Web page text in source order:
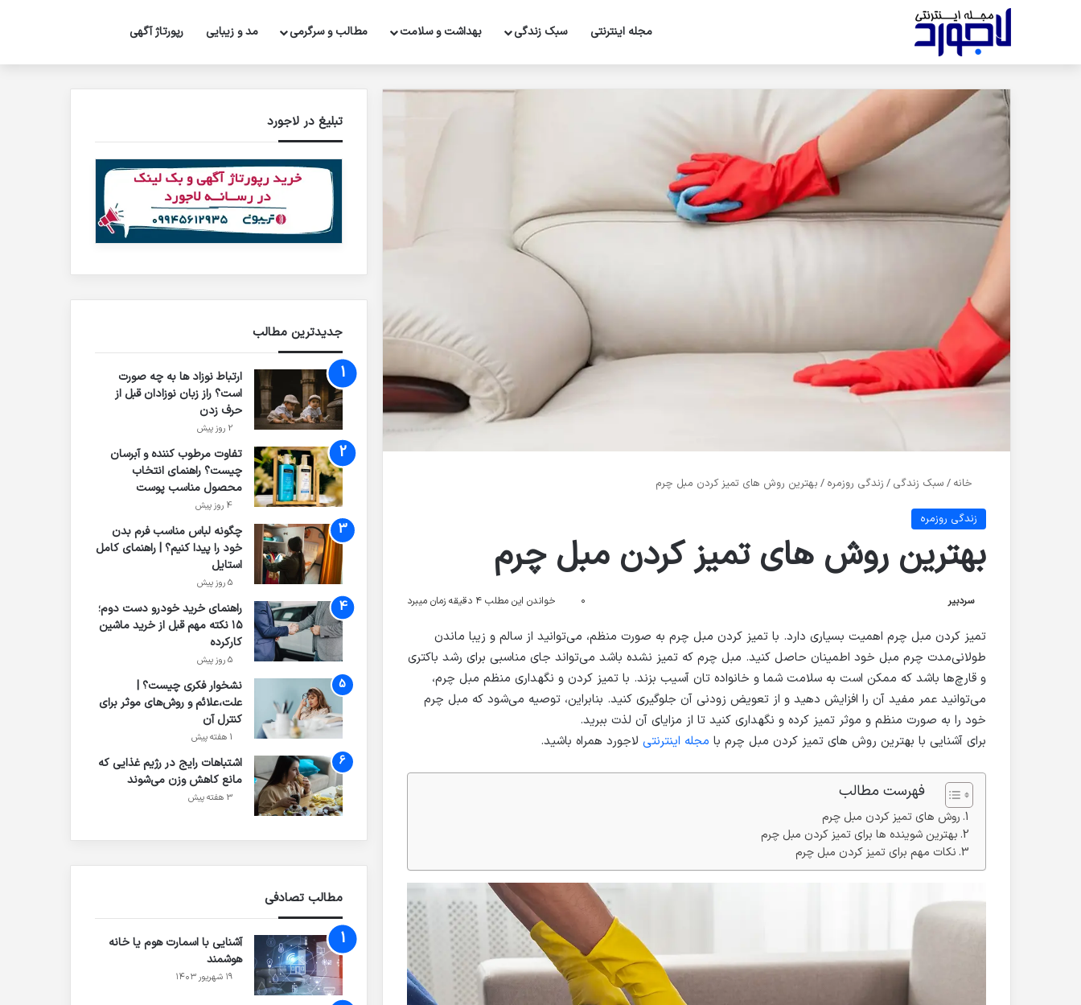
مجله اینترنتی سبک زندگی بهداشت و سلامت مطالب و سرگرمی مد و زیبایی رپورتاژ‌ آگهی
خانه / سبک زندگی / زندگی روزمره / بهترین روش های تمیز کردن مبل چرم
زندگی روزمره
بهترین روش های تمیز کردن مبل چرم
سردبیر ۰ خواندن این مطلب ۴ دقیقه زمان میبرد
تمیز کردن مبل چرم اهمیت بسیاری دارد. با تمیز کردن مبل چرم به صورت منظم، می‌توانید از سالم و زیبا ماندن
طولانی‌مدت چرم مبل خود اطمینان حاصل کنید. مبل چرم که تمیز نشده باشد می‌تواند جای مناسبی برای رشد باکتری
و قارچ‌ها باشد که ممکن است به سلامت شما و خانواده‌ تان آسیب بزند. با تمیز کردن و نگهداری منظم مبل چرم،
می‌توانید عمر مفید آن را افزایش دهید و از تعویض زودنی آن جلوگیری کنید. بنابراین، توصیه می‌شود که مبل چرم
خود را به صورت منظم و موثر تمیز کرده و نگهداری کنید تا از مزایای آن لذت ببرید.
برای آشنایی با بهترین روش های تمیز کردن مبل چرم با مجله اینترنتی لاجورد همراه باشید.
فهرست مطالب
روش های تمیز کردن مبل چرم
بهترین شوینده ها برای تمیز کردن مبل چرم
نکات مهم برای تمیز کردن مبل چرم
تبلیغ در لاجورد
جدیدترین مطالب
ارتباط نوزاد ها به چه صورت
است؟ راز زبان نوزادان قبل از
حرف زدن
2 روز پیش
تفاوت مرطوب کننده و آبرسان
چیست؟ راهنمای انتخاب
محصول مناسب پوست
4 روز پیش
چگونه لباس مناسب فرم بدن
خود را پیدا کنیم؟ | راهنمای کامل
استایل
5 روز پیش
راهنمای خرید خودرو دست دوم؛
۱۵ نکته مهم قبل از خرید ماشین
کارکرده
5 روز پیش
نشخوار فکری چیست؟ |
علت،علائم و روش‌های موثر برای
کنترل آن
1 هفته پیش
اشتباهات رایج در رژیم غذایی که
مانع کاهش وزن می‌شوند
3 هفته پیش
مطالب تصادفی
آشنایی با اسمارت هوم یا خانه
هوشمند
۱۹ شهریور ۱۴۰۳